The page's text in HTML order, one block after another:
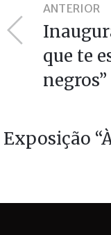
ANTERIOR
que te
Exposição